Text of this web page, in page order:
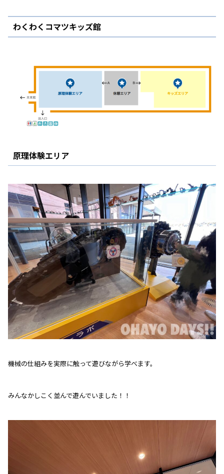
わくわくコマツキッズ館
原理体験エリア
機械の仕組みを実際に触って遊びながら学べます。
みんなかしこく並んで遊んでいました！！